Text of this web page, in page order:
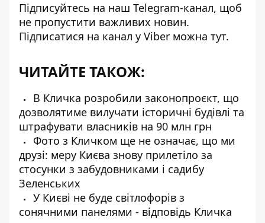
Підписуйтесь на наш Telegram-канал, щоб
не пропустити важливих новин.
Підписатися на канал у Viber можна тут.
ЧИТАЙТЕ ТАКОЖ:
В Кличка розробили законопроєкт, що
дозволятиме вилучати історичні будівлі та
штрафувати власників на 90 млн грн
Фото з Кличком ще не означає, що ми
друзі: меру Києва знову прилетіло за
стосунки з забудовниками і садибу
Зеленських
У Києві не буде світлофорів з
сонячними панелями - відповідь Кличка